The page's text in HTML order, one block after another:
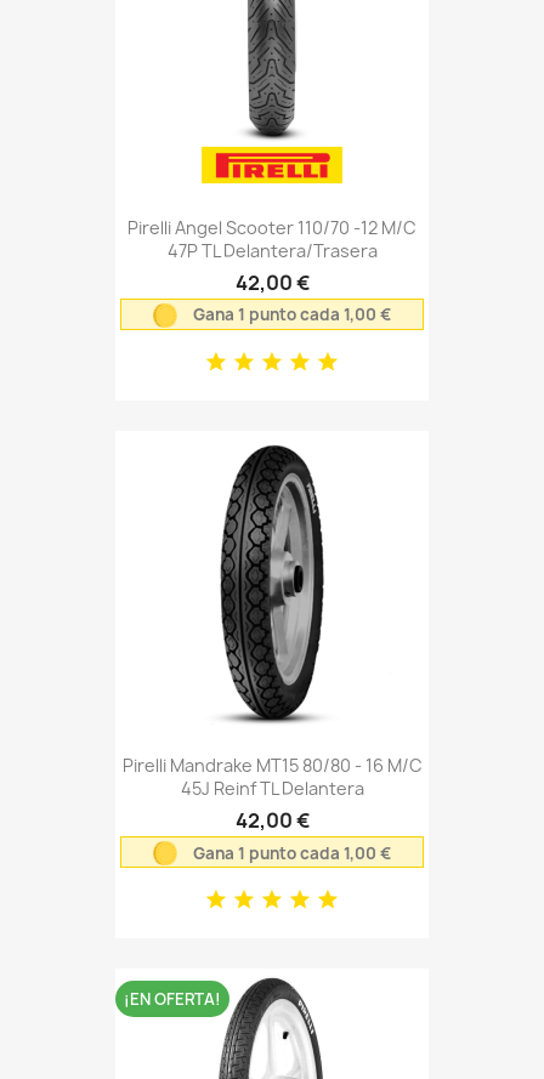
Pirelli Angel Scooter 110/70 -12 M/C
47P TL Delantera/Trasera
42,00 €
Gana 1 punto cada 1,00 €
Pirelli Mandrake MT15 80/80 - 16 M/C
45J Reinf TL Delantera
42,00 €
Gana 1 punto cada 1,00 €
¡EN OFERTA!